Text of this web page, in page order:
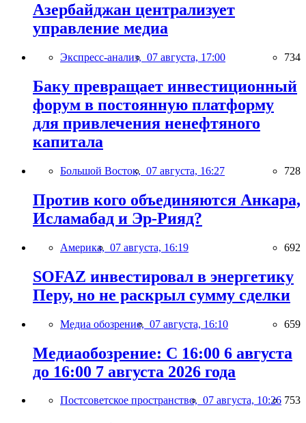
Азербайджан централизует
управление медиа
Экспресс-анализ, 07 августа, 17:00 734
Баку превращает инвестиционный
форум в постоянную платформу
для привлечения ненефтяного
капитала
Большой Восток, 07 августа, 16:27 728
Против кого объединяются Анкара,
Исламабад и Эр-Рияд?
Америка, 07 августа, 16:19 692
SOFAZ инвестировал в энергетику
Перу, но не раскрыл сумму сделки
Медиа обозрение, 07 августа, 16:10 659
Медиаобозрение: С 16:00 6 августа
до 16:00 7 августа 2026 года
Постсоветское пространство, 07 августа, 10:26 753